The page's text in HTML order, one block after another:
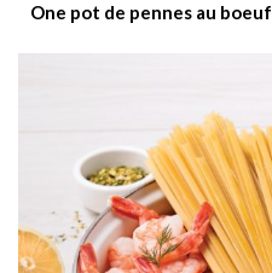
One pot de pennes au boeuf